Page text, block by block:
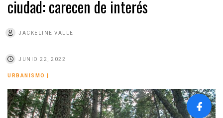
ciudad: carecen de interés
JACKELINE VALLE
JUNIO 22, 2022
URBANISMO